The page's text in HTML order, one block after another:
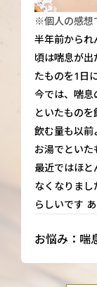
※個人の感想
半年前かられ
頃は喘息が
たものを1日
今では、喘息
といたものを
飲む量も以前
お湯でといた
最近ではほ
なくなりま
らしいです
お悩み：喘